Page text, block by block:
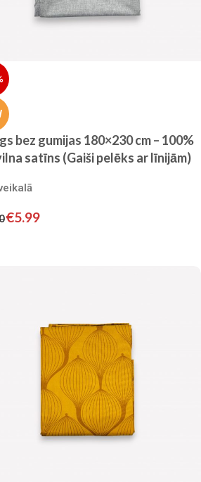
bez gumijas 180×230 cm – 100%
satīns (Gaiši pelēks ar līnijām)
€5.99